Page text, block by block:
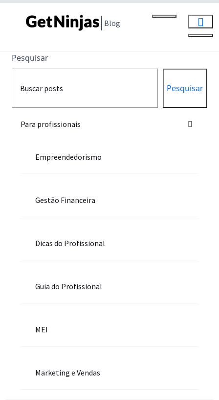
Blog
Pesquisar
Pesquisar
Para profissionais
Empreendedorismo
Gestão Financeira
Dicas do Profissional
Guia do Profissional
MEI
Marketing e Vendas